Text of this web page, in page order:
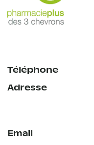
Téléphone
Adresse
Email